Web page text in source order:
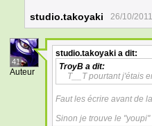
studio.takoyaki 26/10/
41
Auteur
studio.takoyaki a dit:
TroyB a dit:
T__T pourtant j'étais
Faut les écrire avant de
Sinon je trouve le